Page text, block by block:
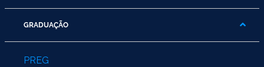
GRADUAÇÃO
PREG